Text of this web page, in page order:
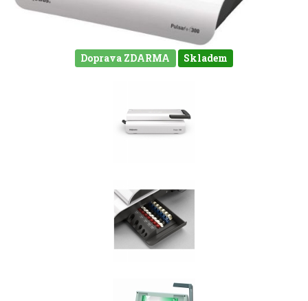
Doprava ZDARMA Skladem